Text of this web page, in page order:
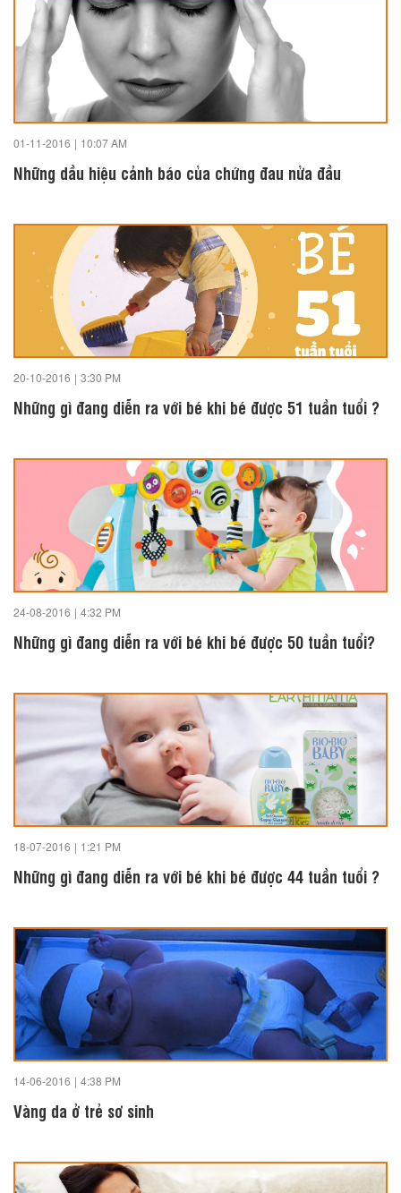
01-11-2016 | 10:07 AM
Những dầu hiệu cảnh báo của chứng đau nửa đầu
20-10-2016 | 3:30 PM
Những gì đang diễn ra với bé khi bé được 51 tuần tuổi ?
24-08-2016 | 4:32 PM
Những gì đang diễn ra với bé khi bé được 50 tuần tuổi?
18-07-2016 | 1:21 PM
Những gì đang diễn ra với bé khi bé được 44 tuần tuổi ?
14-06-2016 | 4:38 PM
Vàng da ở trẻ sơ sinh